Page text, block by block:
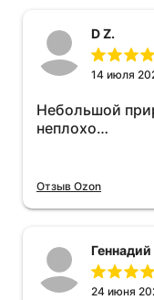
D Z.
14 июля
Небольшой
неплохо…
Отзыв Ozon
Геннадий
24 июня